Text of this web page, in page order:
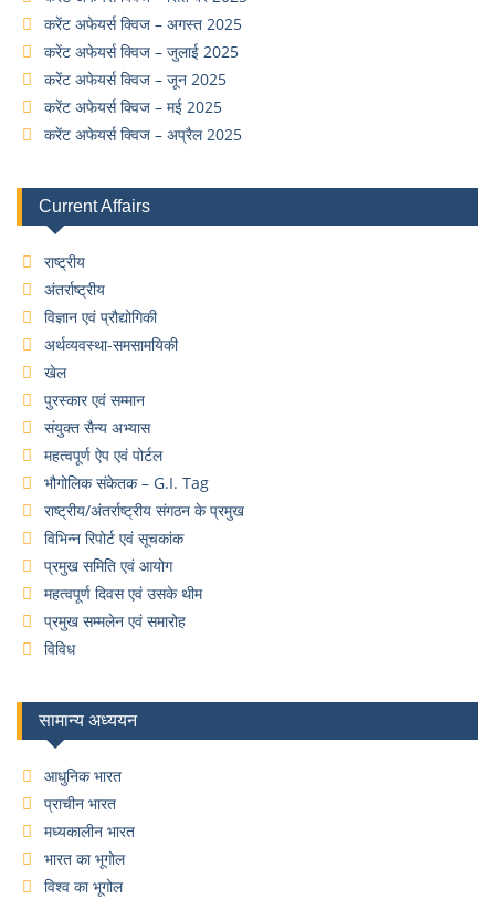
करेंट अफेयर्स क्विज – अगस्त 2025
करेंट अफेयर्स क्विज – जुलाई 2025
करेंट अफेयर्स क्विज – जून 2025
करेंट अफेयर्स क्विज – मई 2025
करेंट अफेयर्स क्विज – अप्रैल 2025
Current Affairs
राष्ट्रीय
अंतर्राष्ट्रीय
विज्ञान एवं प्रौद्योगिकी
अर्थव्यवस्था-समसामयिकी
खेल
पुरस्कार एवं सम्मान
संयुक्त सैन्य अभ्यास
महत्वपूर्ण ऐप एवं पोर्टल
भौगोलिक संकेतक – G.I. Tag
राष्ट्रीय/अंतर्राष्ट्रीय संगठन के प्रमुख
विभिन्न रिपोर्ट एवं सूचकांक
प्रमुख समिति एवं आयोग
महत्वपूर्ण दिवस एवं उसके थीम
प्रमुख सम्मलेन एवं समारोह
विविध
सामान्य अध्ययन
आधुनिक भारत
प्राचीन भारत
मध्यकालीन भारत
भारत का भूगोल
विश्व का भूगोल